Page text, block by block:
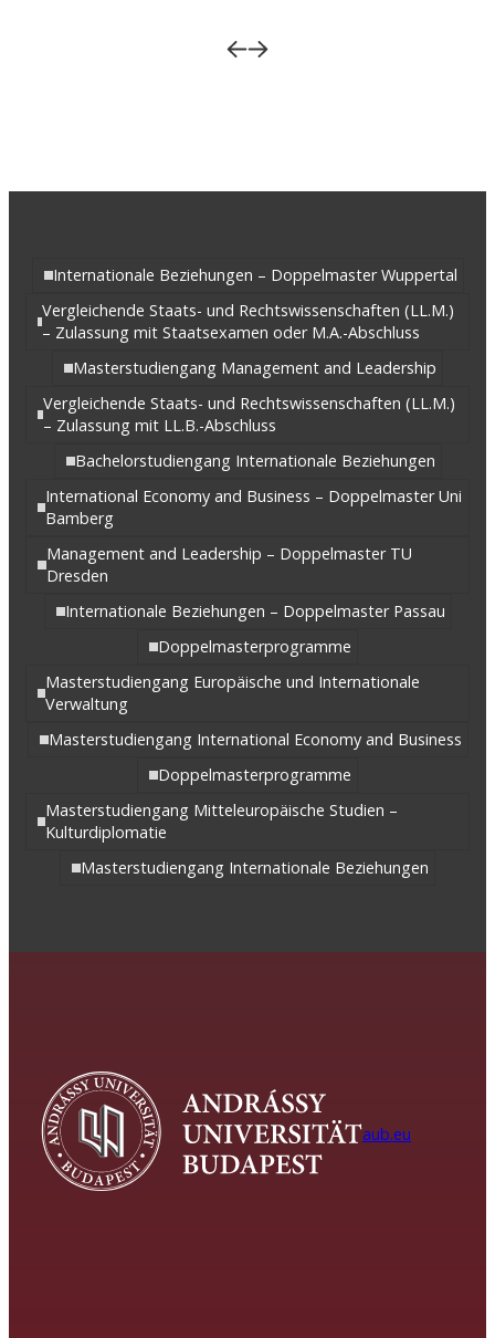
Internationale Beziehungen – Doppelmaster Wuppertal
Vergleichende Staats- und Rechtswissenschaften (LL.M.)
– Zulassung mit Staatsexamen oder M.A.-Abschluss
Masterstudiengang Management and Leadership
Vergleichende Staats- und Rechtswissenschaften (LL.M.)
– Zulassung mit LL.B.-Abschluss
Bachelorstudiengang Internationale Beziehungen
International Economy and Business – Doppelmaster Uni
Bamberg
Management and Leadership – Doppelmaster TU
Dresden
Internationale Beziehungen – Doppelmaster Passau
Doppelmasterprogramme
Masterstudiengang Europäische und Internationale
Verwaltung
Masterstudiengang International Economy and Business
Doppelmasterprogramme
Masterstudiengang Mitteleuropäische Studien –
Kulturdiplomatie
Masterstudiengang Internationale Beziehungen
aub.eu